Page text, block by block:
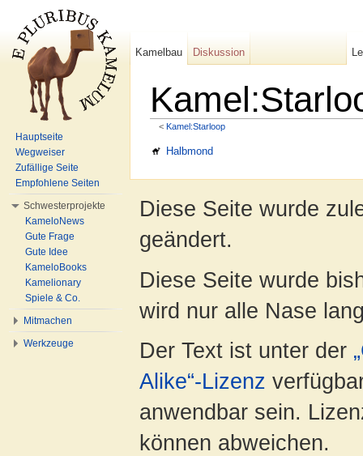
< Kamel:Starloop
Halbmond
Kamelbau Diskussion
Hauptseite
Wegweiser
Zufällige Seite
Empfohlene Seiten
Schwesterprojekte
KameloNews
Gute Frage
Gute Idee
KameloBooks
Kamelionary
Spiele & Co.
Mitmachen
Werkzeuge
Diese Seite wurde
geändert.
Diese Seite wurde
wird nur alle Nase
Der Text ist unter der
Alike“-Lizenz
anwendbar sein.
können abweichen.